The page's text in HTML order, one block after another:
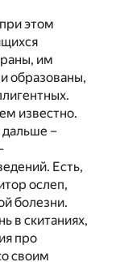
этом
им
образованы,
известно.
дальше –
Есть,
ослеп,
болезни.
в скитаниях,
про
своим